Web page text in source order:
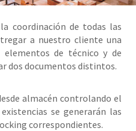
coordinación de todas las
a nuestro cliente una
elementos de técnico y de
dos documentos distintos.
almacén controlando el
se generarán las
correspondientes.